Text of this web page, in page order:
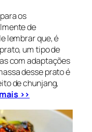
os
de
lembrar que, é
um tipo de
com adaptações
desse prato é
de chunjang,
>>